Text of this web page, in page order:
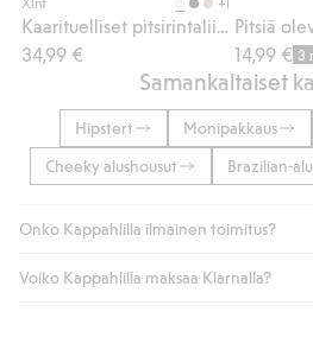
34,99 €
14,99 € 3
Samankaltaiset
Hipstert Monipakkaus
Cheeky alushousut
Brazilian-
Onko Kappahlilla ilmainen toimitus?
Jos olet Kappahl Clubin jäsen, saat
Voiko Kappahlilla maksaa Klarnalla?